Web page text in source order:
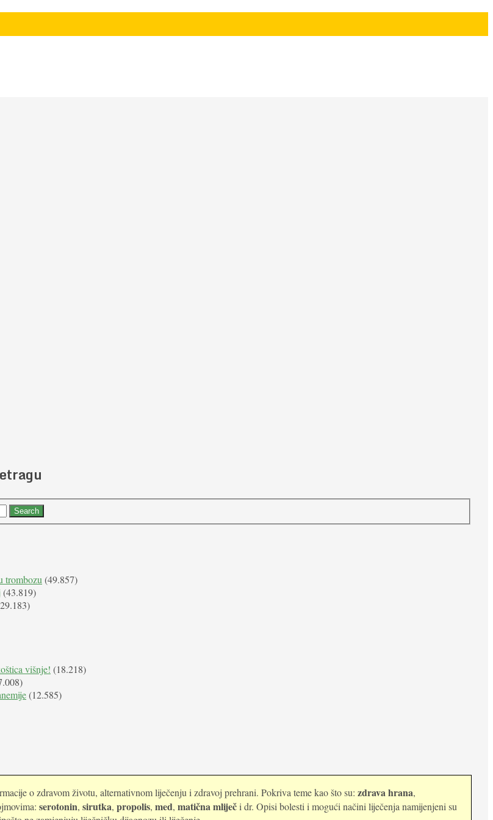
trombozu (49.857)
(43.819)
višnje! (18.218)
(12.585)
o zdravom životu, alternativnom liječenju i zdravoj prehrani. Pokriva teme kao što su: zdrava hrana,
serotonin, sirutka, propolis, med, matična mliječi dr. Opisi bolesti i mogući načini liječenja namijenjeni su